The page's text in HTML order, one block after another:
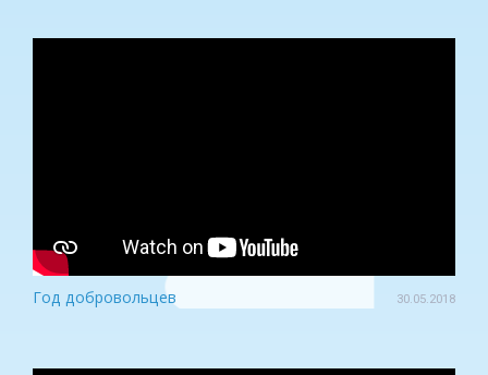
Год добровольцев 30.05.2018